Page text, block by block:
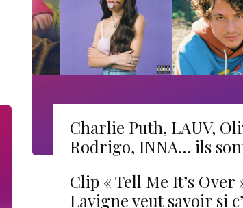
Charlie Puth, LAUV,
Rodrigo, INNA… ils
Clip « Tell Me It’s Over
Lavigne veut savoir si